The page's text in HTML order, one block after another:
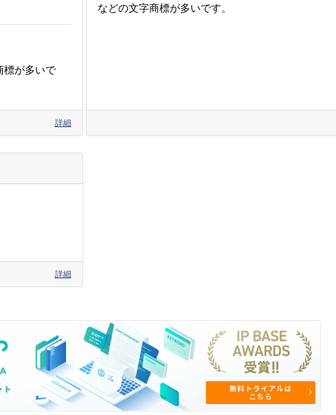
標が多いで
詳細
などの文字商標が多いです。
詳細